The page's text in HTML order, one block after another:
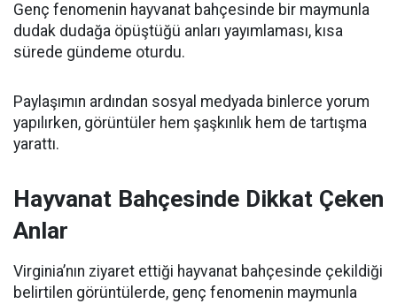
Genç fenomenin hayvanat bahçesinde bir maymunla
dudak dudağa öpüştüğü anları yayımlaması, kısa
sürede gündeme oturdu.
Paylaşımın ardından sosyal medyada binlerce yorum
yapılırken, görüntüler hem şaşkınlık hem de tartışma
yarattı.
Hayvanat Bahçesinde Dikkat Çeken
Anlar
Virginia’nın ziyaret ettiği hayvanat bahçesinde çekildiği
belirtilen görüntülerde, genç fenomenin maymunla